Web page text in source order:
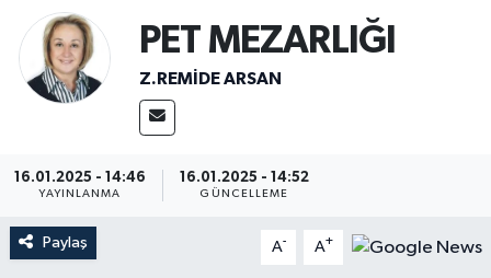
PET MEZARLIĞI
Z.REMIDE ARSAN
16.01.2025 - 14:46
YAYINLANMA
16.01.2025 - 14:52
GÜNCELLEME
Paylaş A- A+
İZMİR
ÖZEL HABER
Programlar
SPOR